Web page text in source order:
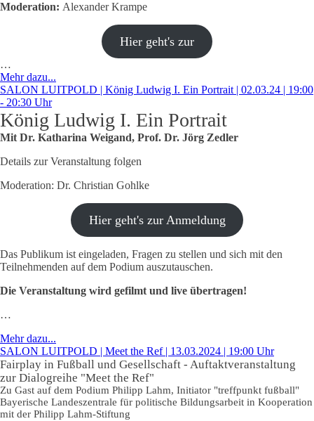
Moderation: Alexander Krampe
Hier geht's zur
…
Mehr dazu...
SALON LUITPOLD | König Ludwig I. Ein Portrait | 02.03.24 | 19:00
- 20:30 Uhr
König Ludwig I. Ein Portrait
Mit Dr. Katharina Weigand, Prof. Dr. Jörg Zedler
Details zur Veranstaltung folgen
Moderation: Dr. Christian Gohlke
Hier geht's zur Anmeldung
Das Publikum ist eingeladen, Fragen zu stellen und sich mit den
Teilnehmenden auf dem Podium auszutauschen.
Die Veranstaltung wird gefilmt und live übertragen!
…
Mehr dazu...
SALON LUITPOLD | Meet the Ref | 13.03.2024 | 19:00 Uhr
Fairplay in Fußball und Gesellschaft - Auftaktveranstaltung
zur Dialogreihe "Meet the Ref"
Zu Gast auf dem Podium Philipp Lahm, Initiator "treffpunkt fußball"
Bayerische Landeszentrale für politische Bildungsarbeit in Kooperation
mit der Philipp Lahm-Stiftung